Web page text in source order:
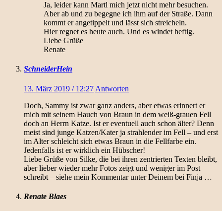
Ja, leider kann Martl mich jetzt nicht mehr besuchen.
Aber ab und zu begegne ich ihm auf der Straße. Dann
kommt er angetippelt und lässt sich streicheln.
Hier regnet es heute auch. Und es windet heftig.
Liebe Grüße
Renate
SchneiderHein
13. März 2019 / 12:27 Antworten
Doch, Sammy ist zwar ganz anders, aber etwas erinnert er
mich mit seinem Hauch von Braun in dem weiß-grauen Fell
doch an Herrn Katze. Ist er eventuell auch schon älter? Denn
meist sind junge Katzen/Kater ja strahlender im Fell – und erst
im Alter schleicht sich etwas Braun in die Fellfarbe ein.
Jedenfalls ist er wirklich ein Hübscher!
Liebe Grüße von Silke, die bei ihren zentrierten Texten bleibt,
aber lieber wieder mehr Fotos zeigt und weniger im Post
schreibt – siehe mein Kommentar unter Deinem bei Finja …
Renate Blaes